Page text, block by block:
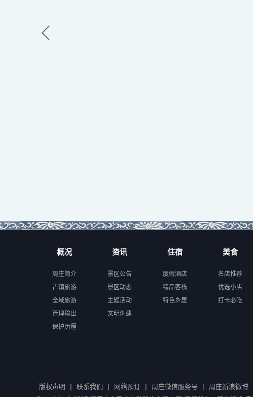
概况
周庄简介
古镇旅游
全域旅游
管理输出
保护历程
资讯
景区公告
景区动态
主题活动
文明创建
住宿
度假酒店
精品客栈
特色乡居
美食
名店推荐
优选小店
打卡必吃
版权声明 | 联系我们 | 网络预订 | 周庄微信服务号 | 周庄新浪微博